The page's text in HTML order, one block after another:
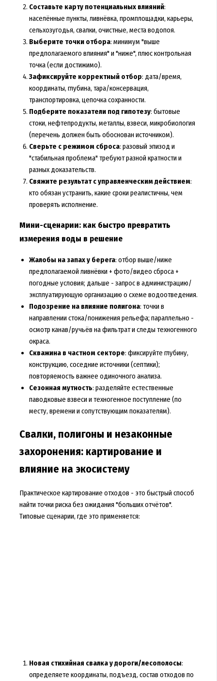
Составьте карту потенциальных влияний:
населённые пункты, ливнёвка, промплощадки, карьеры,
сельхозугодья, свалки, очистные, места водопоя.
Выберите точки отбора: минимум "выше
предполагаемого влияния" и "ниже", плюс контрольная
точка (если достижимо).
Зафиксируйте корректный отбор: дата/время,
координаты, глубина, тара/консервация,
транспортировка, цепочка сохранности.
Подберите показатели под гипотезу: бытовые
стоки, нефтепродукты, металлы, взвеси, микробиология
(перечень должен быть обоснован источником).
Сверьте с режимом сброса: разовый эпизод и
"стабильная проблема" требуют разной кратности и
разных доказательств.
Свяжите результат с управленческим действием:
кто обязан устранить, какие сроки реалистичны, чем
проверять исполнение.
Мини-сценарии: как быстро превратить
измерения воды в решение
Жалобы на запах у берега: отбор выше/ниже
предполагаемой ливнёвки + фото/видео сброса +
погодные условия; дальше - запрос в администрацию/
эксплуатирующую организацию о схеме водоотведения.
Подозрение на влияние полигона: точки в
направлении стока/понижения рельефа; параллельно -
осмотр канав/ручьёв на фильтрат и следы техногенного
окраса.
Скважина в частном секторе: фиксируйте глубину,
конструкцию, соседние источники (септики);
повторяемость важнее одиночного анализа.
Сезонная мутность: разделяйте естественные
паводковые взвеси и техногенное поступление (по
месту, времени и сопутствующим показателям).
Свалки, полигоны и незаконные
захоронения: картирование и
влияние на экосистему
Практическое картирование отходов - это быстрый способ
найти точки риска без ожидания "больших отчётов".
Типовые сценарии, где это применяется:
Новая стихийная свалка у дороги/лесополосы:
определяете координаты, подъезд, состав отходов по